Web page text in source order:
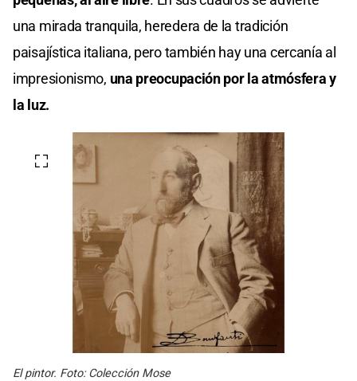
una mirada tranquila, heredera de la tradición
paisajística italiana, pero también hay una cercanía al
impresionismo, una preocupación por la atmósfera y
la luz.
El pintor. Foto: Colección Mose